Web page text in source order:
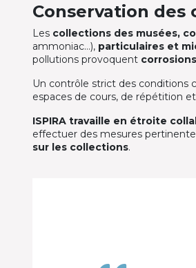
Conservation des
Les collections des musées,
ammoniac…), particulaires et
pollutions provoquent
Un contrôle strict des conditions
espaces de cours, de répétition
ISPIRA travaille en étroite
effectuer des mesures
sur les collections.